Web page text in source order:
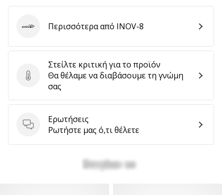
Στείλτε κριτική για το προϊόν
Στείλτε κριτική για το προϊόν
Θα θέλαμε να διαβάσουμε τη γνώμη
σας
Ερωτήσεις
Ερωτήσεις
Ρωτήστε μας ό,τι θέλετε
INOV-8Περισσότερα από INOV-8